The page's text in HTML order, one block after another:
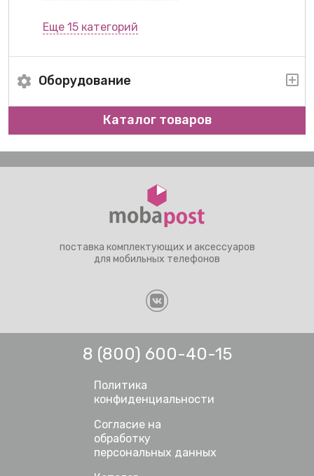
Еще 15 категорий
Оборудование
Каталог товаров
поставка комплектующих и аксессуаров
для мобильных телефонов
8 (800) 600-40-15
Политика
конфиденциальности
Согласие на
обработку
персональных данных